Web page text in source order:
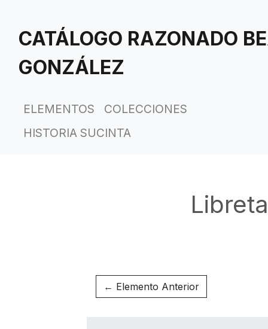
contenido
CATÁLOGO RAZONADO
GONZÁLEZ
ELEMENTOS
COLECCIONES
HISTORIA SUCINTA
← Elemento Anterior